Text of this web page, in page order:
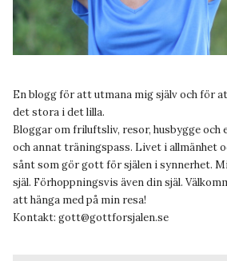
En blogg för att utmana mig själv och för
det stora i det lilla.
Bloggar om friluftsliv, resor, husbygge och
och annat träningspass. Livet i allmänhet
sånt som gör gott för själen i synnerhet.
själ. Förhoppningsvis även din själ.
att hänga med på min resa!
Kontakt: gott@gottforsjalen.se